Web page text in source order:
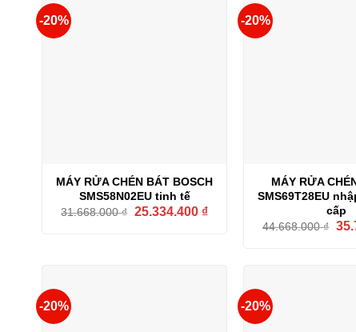
-20%
MÁY RỬA CHÉN BÁT BOSCH
SMS58N02EU tinh tế
31.668.000₫ Giá
25.334.400 ₫Giá
-20%
MÁY RỬA
SMS69T28EU
cấp
44.668.000₫ Giá
-20% -20%